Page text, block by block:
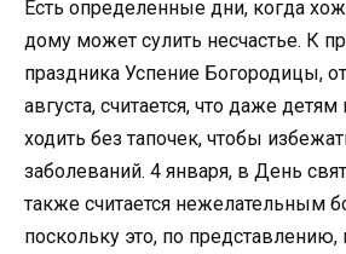
Есть определенные дни, когда
дому может сулить несчастье. К
праздника Успение Богородицы,
августа, считается, что даже
ходить без тапочек, чтобы
заболеваний. 4 января, в День
также считается нежелательным
поскольку это, по